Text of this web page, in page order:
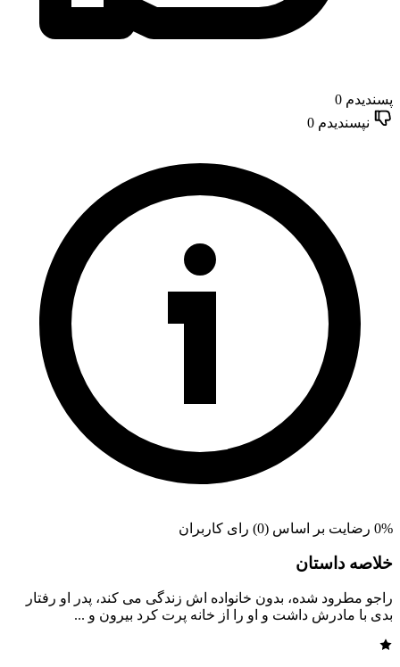
پسندیدم 0
نپسندیدم 0
0% رضایت بر اساس (0) رای کاربران
خلاصه داستان
راجو مطرود شده، بدون خانواده اش زندگی می کند، پدر او رفتار
بدی با مادرش داشت و او را از خانه پرت کرد بیرون و ...